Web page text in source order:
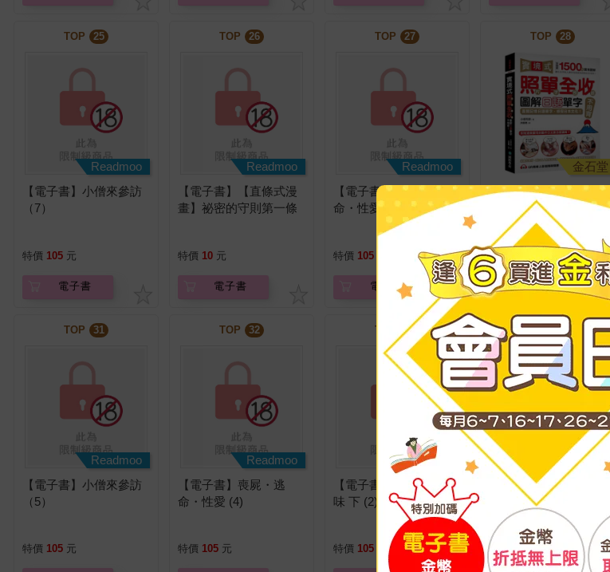
TOP 25
Readmoo
【電子書】小僧來參訪
（7）
特價 105 元
電子書
TOP 26
Readmoo
【電子書】【直條式漫
畫】祕密的守則第一條
特價 10 元
電子書
TOP 27
Readmoo
【電子書】喪屍・逃
命・性愛 (3)
特價 105
電子書
TOP 28
金石堂
【電子書】實境式照單
全收！圖解日語單字不
用背：照片單字全部收
錄！全場景1500張實境
圖解，讓生活中的人事
時地物成為你的日文老
師！
75 折 元
電子書
TOP 31
Readmoo
【電子書】小僧來參訪
（5）
特價 105 元
TOP 32
Readmoo
【電子書】喪屍・逃
命・性愛 (4)
特價 105 元
TOP 33
Readmoo
【電子書】哈密瓜的滋
味 下 (2)
特價 105
TOP 34
Readmoo
【電子書】幼女戰記 大
隊野史～Another Story
of the Battalion～ (1)
特價 115 元